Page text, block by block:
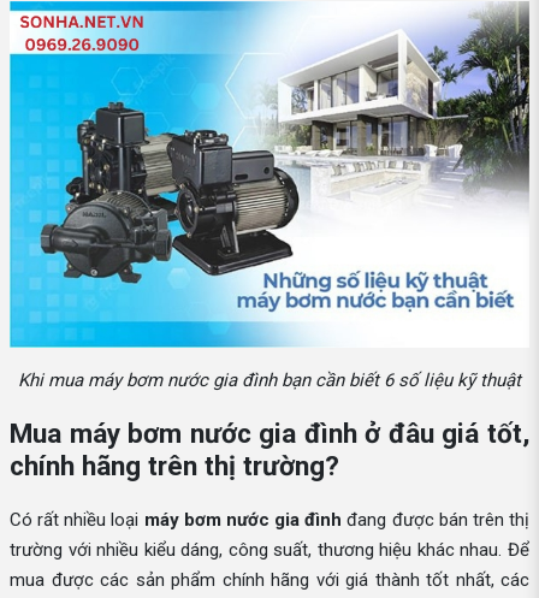
Khi mua máy bơm nước gia đình bạn cần biết 6 số liệu kỹ thuật
Mua máy bơm nước gia đình ở đâu giá tốt,
chính hãng trên thị trường?
Có rất nhiều loại máy bơm nước gia đình đang được bán trên thị
trường với nhiều kiểu dáng, công suất, thương hiệu khác nhau. Để
mua được các sản phẩm chính hãng với giá thành tốt nhất, các